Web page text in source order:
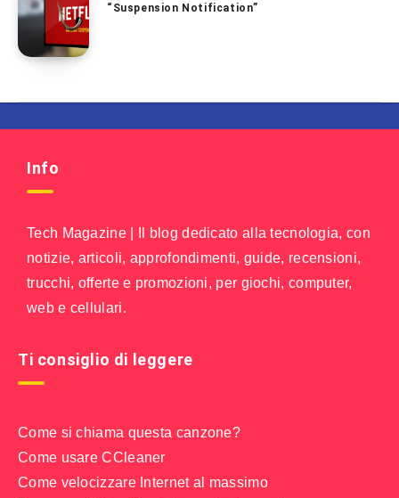
“Suspension Notification”
Info
Tech Magazine | Il blog dedicato alla tecnologia, con
notizie, articoli, approfondimenti, guide, recensioni,
trucchi, offerte e promozioni, per giochi, computer,
web e cellulari.
Ti consiglio di leggere
Come si chiama questa canzone?
Come usare CCleaner
Come velocizzare Internet al massimo